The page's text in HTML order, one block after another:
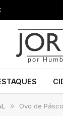
» Ovo de